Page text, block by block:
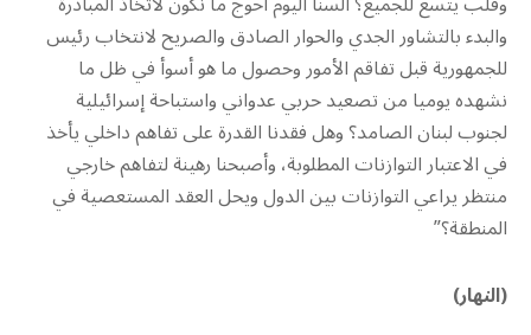
والبدء بالتشاور الجدي والحوار الصادق والصريح لانتخاب رئيس
للجمهورية قبل تفاقم الأمور وحصول ما هو أسوأ في ظل ما
نشهده يوميا من تصعيد حربي عدواني واستباحة إسرائيلية
لجنوب لبنان الصامد؟ وهل فقدنا القدرة على تفاهم داخلي يأخذ
في الاعتبار التوازنات المطلوبة، وأصبحنا رهينة لتفاهم خارجي
منتظر يراعي التوازنات بين الدول ويحل العقد المستعصية في
المنطقة؟”
(النهار)